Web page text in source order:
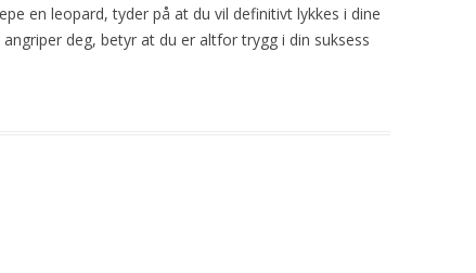
en leopard, tyder på at du vil definitivt lykkes i dine
deg, betyr at du er altfor trygg i din suksess